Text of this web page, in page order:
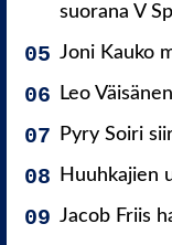
suorana V
Joni Kauko
Leo
Pyry Soiri
Huuhkajien
Jacob Friis